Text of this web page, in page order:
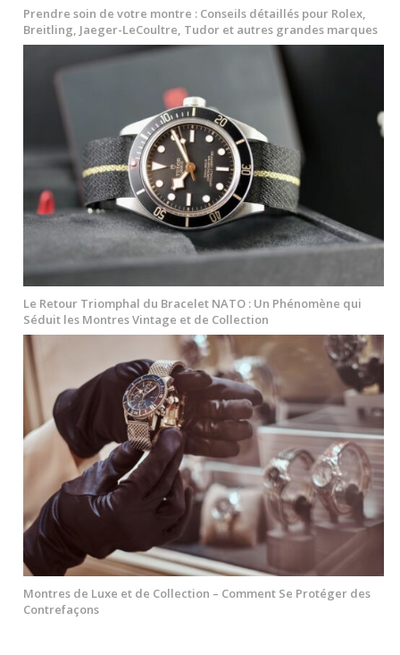
Prendre soin de votre montre : Conseils détaillés pour Rolex,
Breitling, Jaeger-LeCoultre, Tudor et autres grandes marques
Le Retour Triomphal du Bracelet NATO : Un Phénomène qui
Séduit les Montres Vintage et de Collection
Montres de Luxe et de Collection – Comment Se Protéger des
Contrefaçons